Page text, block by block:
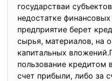
государстваи
недостатке
предприятие берет
сырья, материалов, на
капитальных
пользование кредитом
счет прибыли, либо за